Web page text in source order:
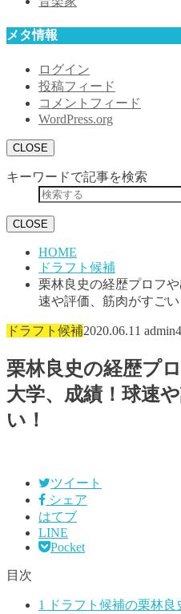
メタ情報
ログイン
投稿フィード
コメントフィード
WordPress.org
CLOSE
キーワードで記事を検索
CLOSE
HOME
ドラフト候補
栗林良史の経歴プロフ
速や評価、筋肉がすごい
ドラフト候補2020.06.11
栗林良史の経歴プ
大学、成績！球速
い！
ツイート
シェア
はてブ
LINE
Pocket
目次
1 ドラフト候補の栗林良